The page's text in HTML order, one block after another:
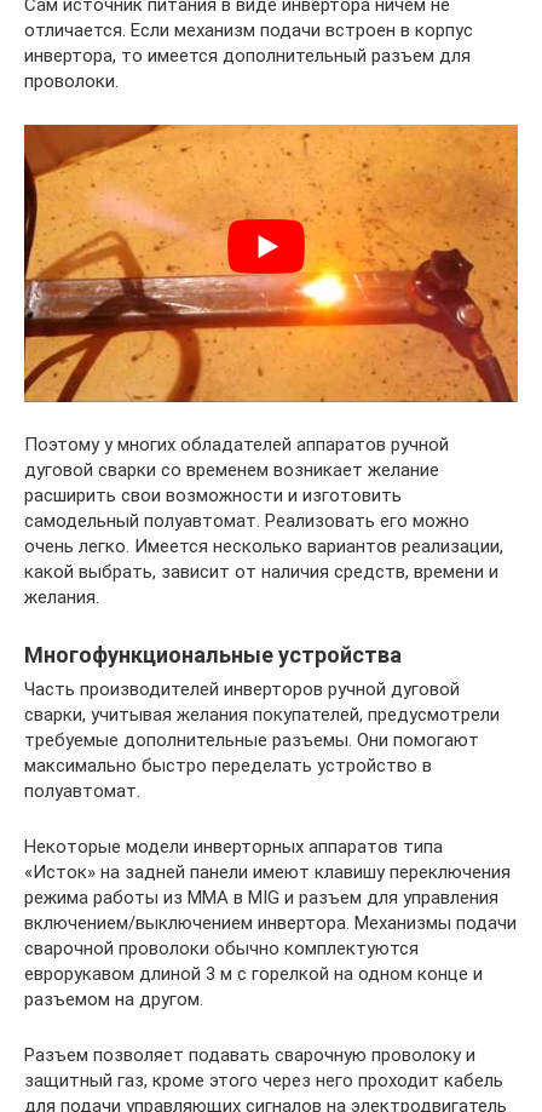
отличается. Если механизм подачи встроен в корпус
инвертора, то имеется дополнительный разъем для
проволоки.
Поэтому у многих обладателей аппаратов ручной
дуговой сварки со временем возникает желание
расширить свои возможности и изготовить
самодельный полуавтомат. Реализовать его можно
очень легко. Имеется несколько вариантов реализации,
какой выбрать, зависит от наличия средств, времени и
желания.
Многофункциональные устройства
Часть производителей инверторов ручной дуговой
сварки, учитывая желания покупателей, предусмотрели
требуемые дополнительные разъемы. Они помогают
максимально быстро переделать устройство в
полуавтомат.
Некоторые модели инверторных аппаратов типа
«Исток» на задней панели имеют клавишу переключения
режима работы из ММА в MIG и разъем для управления
включением/выключением инвертора. Механизмы подачи
сварочной проволоки обычно комплектуются
еврорукавом длиной 3 м с горелкой на одном конце и
разъемом на другом.
Разъем позволяет подавать сварочную проволоку и
защитный газ, кроме этого через него проходит кабель
для подачи управляющих сигналов на электродвигатель